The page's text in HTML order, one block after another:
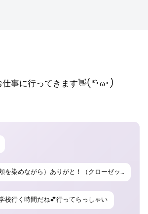
に行ってきます👋(*`･ω･)ゞ
えへへ（頬を染めながら）ありがと！（クローゼットを開け）どの柄がいいかなぁ〜（色とりどりの浴衣を広げる）
校行く時間だね💕︎行ってらっしゃい